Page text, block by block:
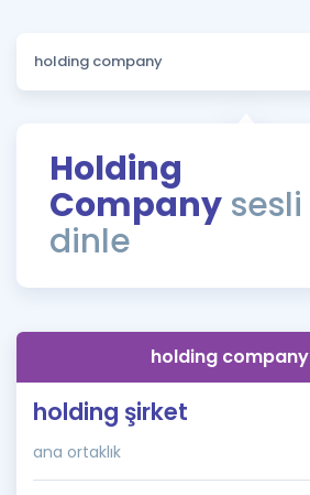
Puan Hesaplama
ÖSYM Sınav Takvimi
Kampanyalar
Holding
Company sesli
dinle
holding
holding şirket
ana ortaklık